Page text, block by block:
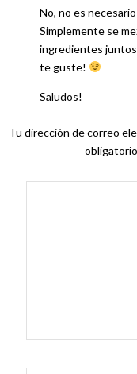
No, no es
Simplemente se
ingredientes
te guste!
Saludos!
Tu dirección de correo